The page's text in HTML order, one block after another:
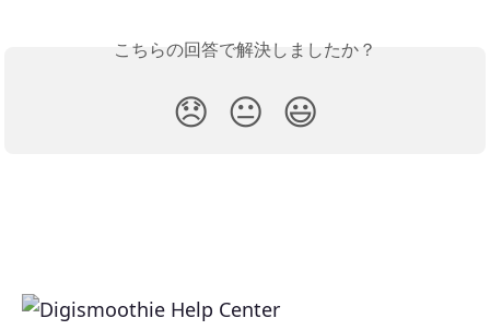
こちらの回答で解決しましたか？
😞 😐 😃